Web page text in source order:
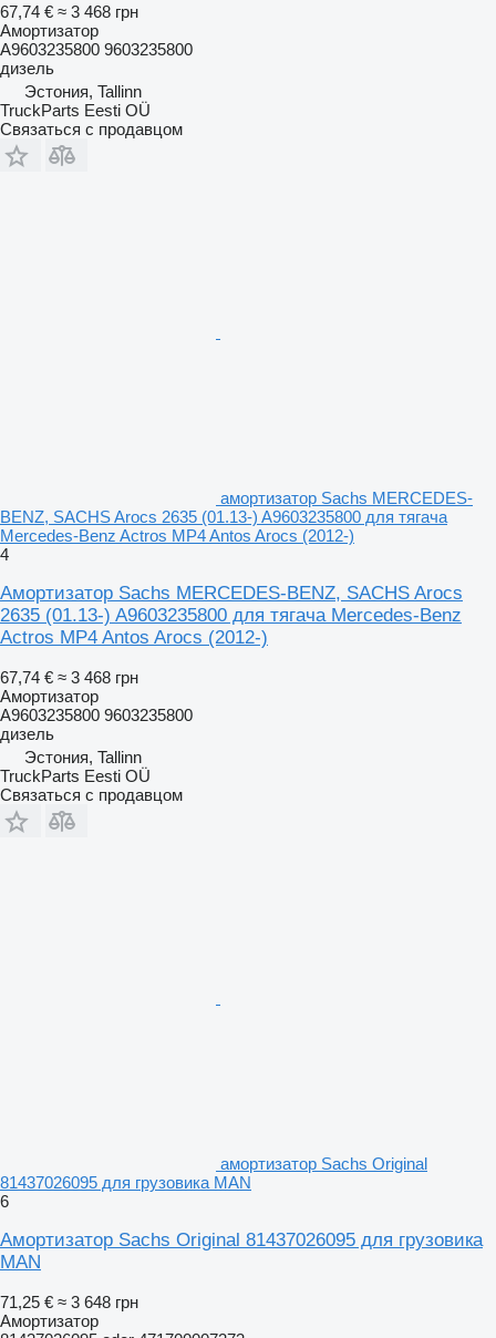
67,74 € ≈ 3 468 грн
Амортизатор
A9603235800 9603235800
дизель
Эстония, Tallinn
TruckParts Eesti OÜ
Связаться с продавцом
амортизатор Sachs MERCEDES-
BENZ, SACHS Arocs 2635 (01.13-) A9603235800 для тягача
Mercedes-Benz Actros MP4 Antos Arocs (2012-)
4
Амортизатор Sachs MERCEDES-BENZ, SACHS Arocs
2635 (01.13-) A9603235800 для тягача Mercedes-Benz
Actros MP4 Antos Arocs (2012-)
67,74 € ≈ 3 468 грн
Амортизатор
A9603235800 9603235800
дизель
Эстония, Tallinn
TruckParts Eesti OÜ
Связаться с продавцом
амортизатор Sachs Original
81437026095 для грузовика MAN
6
Амортизатор Sachs Original 81437026095 для грузовика
MAN
71,25 € ≈ 3 648 грн
Амортизатор